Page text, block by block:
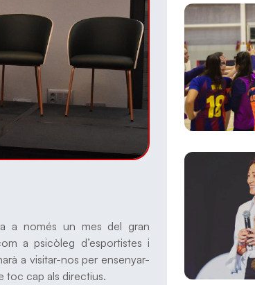
a només un mes del gran
a psicòleg d’esportistes i
a visitar-nos per ensenyar-
toc cap als directius.